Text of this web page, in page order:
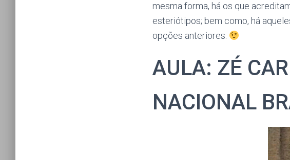
mesma forma, há os que
esteriótipos; bem como, há
opções anteriores.
AULA: ZÉ
NACIONAL